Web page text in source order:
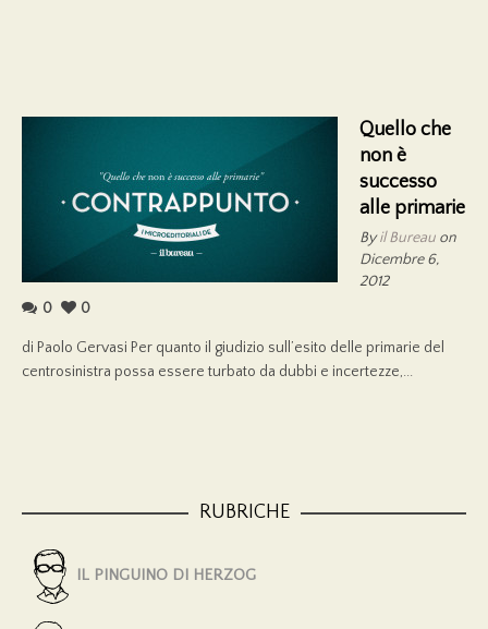
Quello che
non è
successo
alle primarie
Byil Bureau on
Dicembre 6,
2012
0
0
di Paolo Gervasi Per quanto il giudizio sull’esito delle primarie del
centrosinistra possa essere turbato da dubbi e incertezze,...
RUBRICHE
IL PINGUINO DI HERZOG